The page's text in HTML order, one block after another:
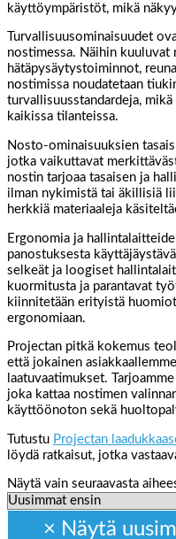
käyttöympäristöt, mikä
Turvallisuusominaisuudet
nostimessa. Näihin kuuluvat
hätäpysäytystoiminnot,
nostimissa noudatetaan
turvallisuusstandardeja,
kaikissa tilanteissa.
Nosto-ominaisuuksien
jotka vaikuttavat
nostin tarjoaa tasaisen ja
ilman nykimistä tai äkillisiä
herkkiä materiaaleja
Ergonomia ja
panostuksesta
selkeät ja loogiset
kuormitusta ja parantavat
kiinnitetään erityistä
ergonomiaan.
Projectan pitkä kokemus
että jokainen
laatuvaatimukset.
joka kattaa nostimen
käyttöönoton sekä
Tutustu Projectan
löydä ratkaisut, jotka
Näytä vain seuraavasta